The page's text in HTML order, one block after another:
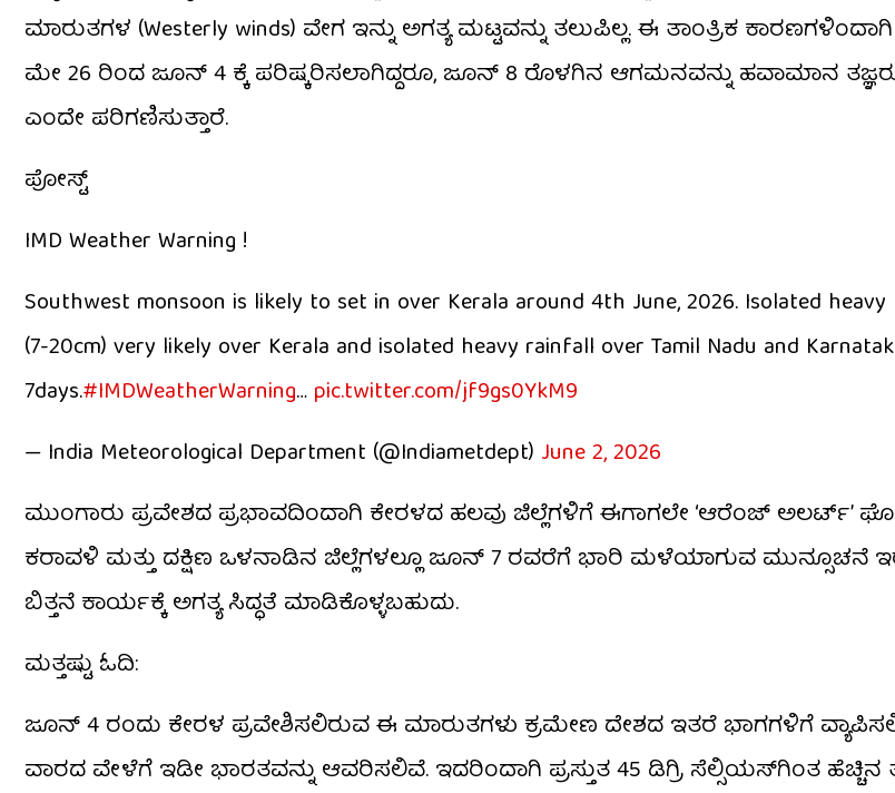
ಮಾರುತಗಳ (Westerly winds) ವೇಗ ಇನ್ನು ಅಗತ್ಯ ಮಟ್ಟವನ್ನು ತಲುಪಿಲ್ಲ. ಈ ತಾಂತ್ರಿಕ
ಮೇ 26 ರಿಂದ ಜೂನ್ 4 ಕ್ಕೆ ಪರಿಷ್ಕರಿಸಲಾಗಿದ್ದರೂ, ಜೂನ್ 8 ರೊಳಗಿನ ಆಗಮನವನ್ನು ಹವಾಮಾನ
ಎಂದೇ ಪರಿಗಣಿಸುತ್ತಾರೆ.
ಪೋಸ್ಟ್
IMD Weather Warning !
Southwest monsoon is likely to set in over Kerala around 4th June, 2026. Isolated
(7-20cm) very likely over Kerala and isolated heavy rainfall over Tamil Nadu and
7days.#IMDWeatherWarning… pic.twitter.com/jf9gs0YkM9
— India Meteorological Department (@Indiametdept) June 2, 2026
ಮುಂಗಾರು ಪ್ರವೇಶದ ಪ್ರಭಾವದಿಂದಾಗಿ ಕೇರಳದ ಹಲವು ಜಿಲ್ಲೆಗಳಿಗೆ ಈಗಾಗಲೇ ‘ಆರೆಂಜ್ ಅಲರ್ಟ್’
ಕರಾವಳಿ ಮತ್ತು ದಕ್ಷಿಣ ಒಳನಾಡಿನ ಜಿಲ್ಲೆಗಳಲ್ಲೂ ಜೂನ್ 7 ರವರೆಗೆ ಭಾರಿ ಮಳೆಯಾಗುವ ಮುನ್ಸೂಚನೆ
ಬಿತ್ತನೆ ಕಾರ್ಯಕ್ಕೆ ಅಗತ್ಯ ಸಿದ್ಧತೆ ಮಾಡಿಕೊಳ್ಳಬಹುದು.
ಮತ್ತಷ್ಟು ಓದಿ:
ಜೂನ್ 4 ರಂದು ಕೇರಳ ಪ್ರವೇಶಿಸಲಿರುವ ಈ ಮಾರುತಗಳು ಕ್ರಮೇಣ ದೇಶದ ಇತರೆ ಭಾಗಗಳಿಗೆ
ವಾರದ ವೇಳೆಗೆ ಇಡೀ ಭಾರತವನ್ನು ಆವರಿಸಲಿವೆ. ಇದರಿಂದಾಗಿ ಪ್ರಸ್ತುತ 45 ಡಿಗ್ರಿ ಸೆಲ್ಸಿಯಸ್​ಗಿಂತ